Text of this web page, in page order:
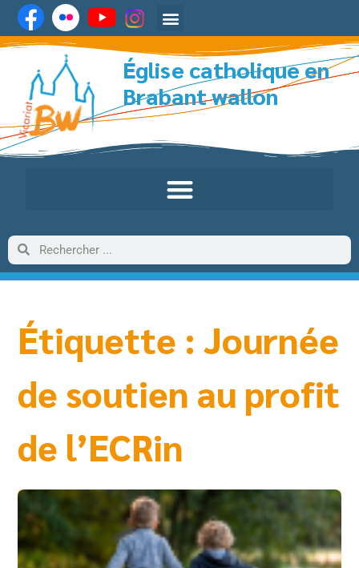
Église catholique en
Brabant wallon
Étiquette : Journée
de soutien au profit
de l’ECRin